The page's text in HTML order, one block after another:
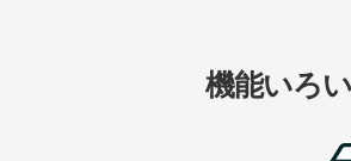
機能いろ